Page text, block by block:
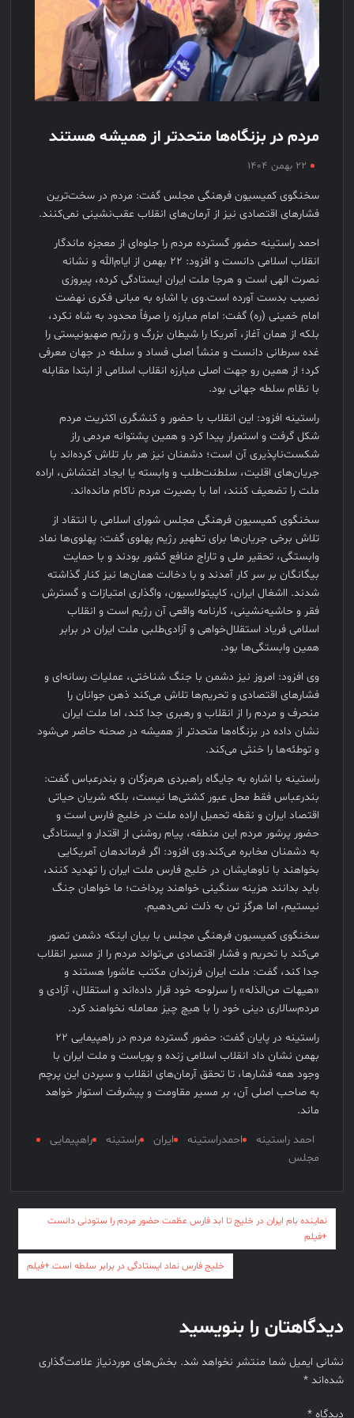
مردم در بزنگاه‌ها متحدتر از همیشه هستند
۲۲ بهمن ۱۴۰۴
سخنگوی کمیسیون فرهنگی مجلس گفت: مردم در سخت‌ترین
فشار‌های اقتصادی نیز از آرمان‌های انقلاب عقب‌نشینی نمی‌کنند.
احمد راستینه حضور گسترده مردم را جلوه‌ای از معجزه ماندگار
انقلاب اسلامی دانست و افزود: ۲۲ بهمن از ایام‌الله و نشانه
نصرت الهی است و هرجا ملت ایران ایستادگی کرده، پیروزی
نصیب بدست آورده است.وی با اشاره به مبانی فکری نهضت
امام خمینی (ره) گفت: امام مبارزه را صرفاً محدود به شاه نکرد،
بلکه از همان آغاز، آمریکا را شیطان بزرگ و رژیم صهیونیستی را
غده سرطانی دانست و منشأ اصلی فساد و سلطه در جهان معرفی
کرد؛ از همین رو جهت اصلی مبارزه انقلاب اسلامی از ابتدا مقابله
با نظام سلطه جهانی بود.
راستینه افزود: این انقلاب با حضور و کنشگری اکثریت مردم
شکل گرفت و استمرار پیدا کرد و همین پشتوانه مردمی راز
شکست‌ناپذیری آن است؛ دشمنان نیز هر بار تلاش کرده‌اند با
جریان‌های اقلیت، سلطنت‌طلب و وابسته یا ایجاد اغتشاش، اراده
ملت را تضعیف کنند، اما با بصیرت مردم ناکام مانده‌اند.
سخنگوی کمیسیون فرهنگی مجلس شورای اسلامی با انتقاد از
تلاش برخی جریان‌ها برای تطهیر رژیم پهلوی گفت: پهلوی‌ها نماد
وابستگی، تحقیر ملی و تاراج منافع کشور بودند و با حمایت
بیگانگان بر سر کار آمدند و با دخالت همان‌ها نیز کنار گذاشته
شدند. ااشغال ایران، کاپیتولاسیون، واگذاری امتیازات و گسترش
فقر و حاشیه‌نشینی، کارنامه واقعی آن رژیم است و انقلاب
اسلامی فریاد استقلال‌خواهی و آزادی‌طلبی ملت ایران در برابر
همین وابستگی‌ها بود.
وی افزود: امروز نیز دشمن با جنگ شناختی، عملیات رسانه‌ای و
فشار‌های اقتصادی و تحریم‌ها تلاش می‌کند ذهن جوانان را
منحرف و مردم را از انقلاب و رهبری جدا کند، اما ملت ایران
نشان داده در بزنگاه‌ها متحدتر از همیشه در صحنه حاضر می‌شود
و توطئه‌ها را خنثی می‌کند.
راستینه با اشاره به جایگاه راهبردی هرمزگان و بندرعباس گفت:
بندرعباس فقط محل عبور کشتی‌ها نیست، بلکه شریان حیاتی
اقتصاد ایران و نقطه تحمیل اراده ملت در خلیج فارس است و
حضور پرشور مردم این منطقه، پیام روشنی از اقتدار و ایستادگی
به دشمنان مخابره می‌کند.وی افزود: اگر فرماندهان آمریکایی
بخواهند با ناوهایشان در خلیج فارس ملت ایران را تهدید کنند،
باید بدانند هزینه سنگینی خواهند پرداخت؛ ما خواهان جنگ
نیستیم، اما هرگز تن به ذلت نمی‌دهیم.
سخنگوی کمیسیون فرهنگی مجلس با بیان اینکه دشمن تصور
می‌کند با تحریم و فشار اقتصادی می‌تواند مردم را از مسیر انقلاب
جدا کند، گفت: ملت ایران فرزندان مکتب عاشورا هستند و
«هیهات من‌الذله» را سرلوحه خود قرار داده‌اند و استقلال، آزادی و
مردم‌سالاری دینی خود را با هیچ چیز معامله نخواهند کرد.
راستینه در پایان گفت: حضور گسترده مردم در راهپیمایی ۲۲
بهمن نشان داد انقلاب اسلامی زنده و پویاست و ملت ایران با
وجود همه فشارها، تا تحقق آرمان‌های انقلاب و سپردن این پرچم
به صاحب اصلی آن، بر مسیر مقاومت و پیشرفت استوار خواهد
ماند.
احمد راستینه
احمدراستینه ایران راستینه
راهپیمایی
مجلس
راهبری
نوشته
نماینده بام ایران در خلیج تا ابد فارس عظمت حضور مردم را ستودنی دانست
+فیلم
خلیج فارس نماد ایستادگی در برابر سلطه است +فیلم
دیدگاهتان را بنویسید
نشانی ایمیل شما منتشر نخواهد شد. بخش‌های موردنیاز علامت‌گذاری
شده‌اند*
دیدگاه*